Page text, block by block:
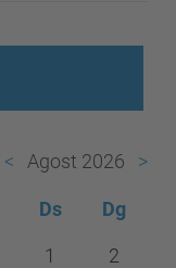
Agost 2026
Ds Dg
1
2